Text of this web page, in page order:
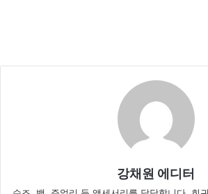
강채원 에디터